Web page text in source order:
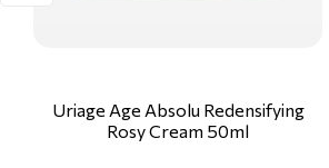
Uriage Age Absolu Redensifying
Rosy Cream 50ml